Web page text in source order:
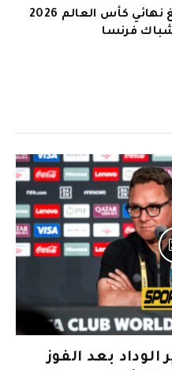
إسبانيا تبلغ نهائي كأس العالم 2026
شباك فرنسا
بعد الفوز